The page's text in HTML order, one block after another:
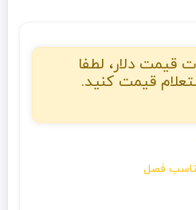
قیمت دلار، لطفا
قیمت کنید.
فصل